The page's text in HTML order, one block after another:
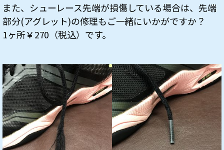
また、シューレース先端が損傷している場合は、先端
部分(アグレット)の修理もご一緒にいかがですか？
1ヶ所￥270（税込）です。